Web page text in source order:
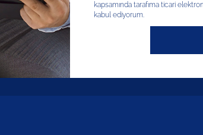
kapsamında tarafıma ticari
kabul ediyorum.